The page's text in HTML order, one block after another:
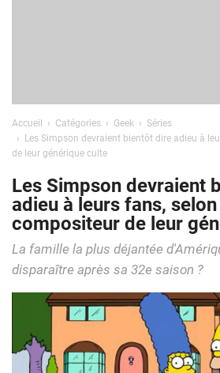
Accueil Catégories Geek
Séries
Les Simpson devraient bientôt dire adieu à
de leur générique culte
Les Simpson devraient
adieu à leurs fans,
compositeur de leur
La famille la plus déjantée
disparaître après sa 32e saison ?